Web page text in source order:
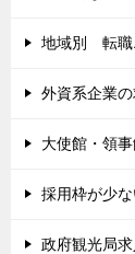
地域別 転職
外資系企業の
大使館・領
採用枠が少
政府観光局